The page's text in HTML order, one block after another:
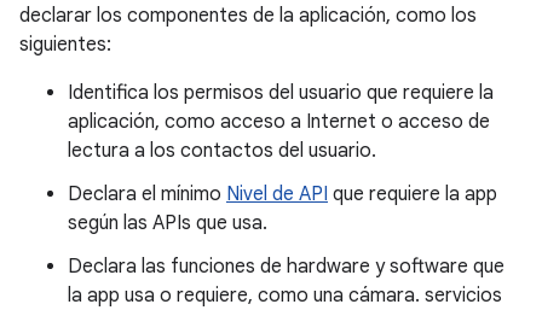
declarar los componentes de la aplicación, como los
siguientes:
Identifica los permisos del usuario que requiere la
aplicación, como acceso a Internet o acceso de
lectura a los contactos del usuario.
Declara el mínimo Nivel de API que requiere la app
según las APIs que usa.
Declara las funciones de hardware y software que
la app usa o requiere, como una cámara. servicios